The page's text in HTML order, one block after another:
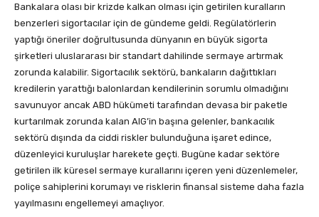
Bankalara olası bir krizde kalkan olması için getirilen kuralların
benzerleri sigortacılar için de gündeme geldi. Regülatörlerin
yaptığı öneriler doğrultusunda dünyanın en büyük sigorta
şirketleri uluslararası bir standart dahilinde sermaye artırmak
zorunda kalabilir. Sigortacılık sektörü, bankaların dağıttıkları
kredilerin yarattığı balonlardan kendilerinin sorumlu olmadığını
savunuyor ancak ABD hükümeti tarafından devasa bir paketle
kurtarılmak zorunda kalan AIG’in başına gelenler, bankacılık
sektörü dışında da ciddi riskler bulunduğuna işaret edince,
düzenleyici kuruluşlar harekete geçti. Bugüne kadar sektöre
getirilen ilk küresel sermaye kurallarını içeren yeni düzenlemeler,
poliçe sahiplerini korumayı ve risklerin finansal sisteme daha fazla
yayılmasını engellemeyi amaçlıyor.